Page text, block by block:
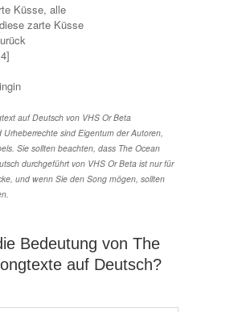
Küsse, alle
zarte Küsse
auf Deutsch von VHS Or Beta
sind Eigentum der Autoren,
Sie sollten beachten, dass The Ocean
durchgeführt von VHS Or Beta ist nur für
und wenn Sie den Song mögen, sollten
Bedeutung von The
auf Deutsch?